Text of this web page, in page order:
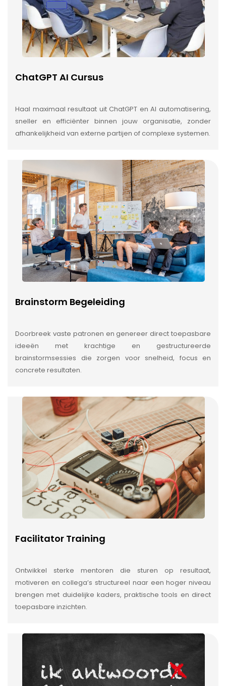
ChatGPT AI Cursus
Haal maximaal resultaat uit ChatGPT en AI automatisering,
sneller en efficiënter binnen jouw organisatie, zonder
afhankelijkheid van externe partijen of complexe systemen.
Brainstorm Begeleiding
Doorbreek vaste patronen en genereer direct toepasbare
ideeën met krachtige en gestructureerde
brainstormsessies die zorgen voor snelheid, focus en
concrete resultaten.
Facilitator Training
Ontwikkel sterke mentoren die sturen op resultaat,
motiveren en collega’s structureel naar een hoger niveau
brengen met duidelijke kaders, praktische tools en direct
toepasbare inzichten.